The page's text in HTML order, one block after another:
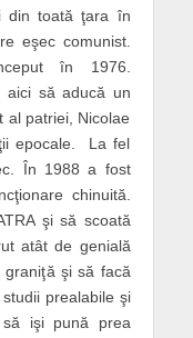
din toată ţara în
eşec comunist.
în 1976.
aici să aducă un
al patriei, Nicolae
epocale. La fel
În 1988 a fost
chinuită.
şi să scoată
atât de genială
şi să facă
prealabile şi
işi pună prea